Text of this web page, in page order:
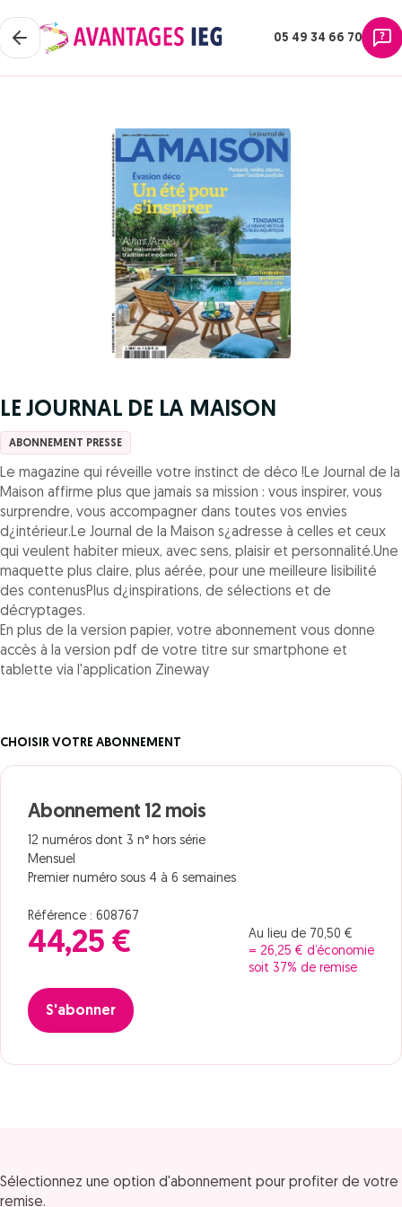
05 49 34 66 70
LE JOURNAL DE LA MAISON
ABONNEMENT PRESSE
Le magazine qui réveille votre instinct de déco !Le Journal de la
Maison affirme plus que jamais sa mission : vous inspirer, vous
surprendre, vous accompagner dans toutes vos envies
d¿intérieur.Le Journal de la Maison s¿adresse à celles et ceux
qui veulent habiter mieux, avec sens, plaisir et personnalité.Une
maquette plus claire, plus aérée, pour une meilleure lisibilité
des contenusPlus d¿inspirations, de sélections et de
décryptages.
En plus de la version papier, votre abonnement vous donne
accès à la version pdf de votre titre sur smartphone et
tablette via l'application Zineway
CHOISIR VOTRE ABONNEMENT
Abonnement 12 mois
12 numéros dont 3 n° hors série
Mensuel
Premier numéro sous 4 à 6 semaines
Référence : 608767
44,25 €
Au lieu de 70,50 €
= 26,25 € d’économie
soit 37% de remise
S'abonner
Sélectionnez une option d'abonnement pour profiter de votre
remise.